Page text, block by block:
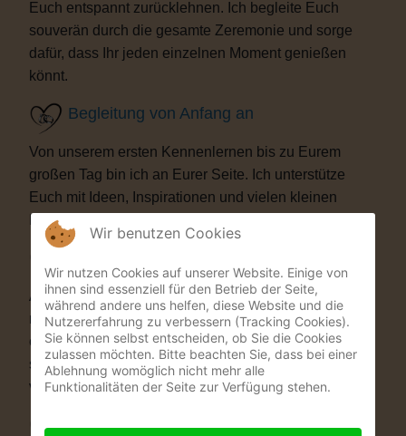
Euch entspannt zurücklehnen. Ich begleite Euch
souverän durch die gesamte Zeremonie und sorge
dafür, dass Ihr jeden einzelnen Moment genießen
könnt.
Begleitung von Anfang an
Von unserem ersten Kennenlernen bis zu Eurem
großen Tag bin ich an Eurer Seite. Ich unterstütze
Euch mit Ideen, Inspirationen und vielen kleinen
Details, die Eure Trauung besonders machen.
Auf Wunsch bereichere ich Eure Zeremonie mit
musikalischen oder künstlerischen Elementen. Als
ehemaliger Musicaldarsteller und Sänger entstehen
so Momente, die Eure Gäste garantiert nicht
vergessen werden.
Warum eine Freie Trauung?
Wir benutzen Cookies
Wir nutzen Cookies auf unserer Website. Einige von
ihnen sind essenziell für den Betrieb der Seite,
während andere uns helfen, diese Website und die
Nutzererfahrung zu verbessern (Tracking Cookies).
Sie können selbst entscheiden, ob Sie die Cookies
zulassen möchten. Bitte beachten Sie, dass bei einer
Ablehnung womöglich nicht mehr alle
Funktionalitäten der Seite zur Verfügung stehen.